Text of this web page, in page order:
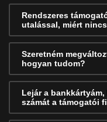
Rendszeres
utalással, miért
Szeretném
hogyan tudom?
Lejár a
számát a támogatói